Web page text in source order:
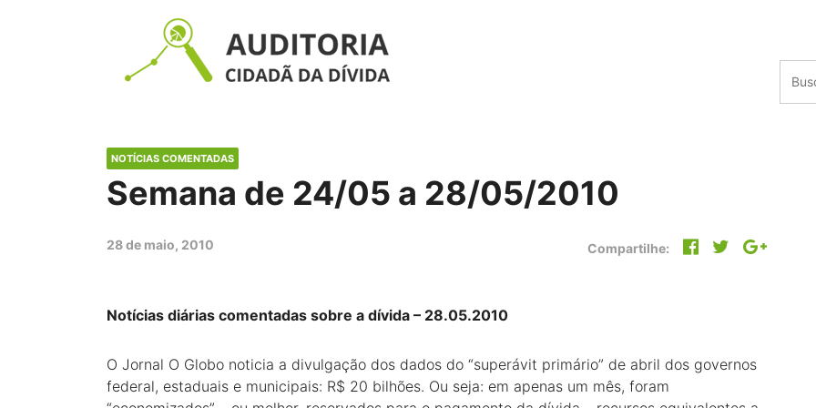
NOTÍCIAS COMENTADAS
Semana de 24/05 a 28/05/2010
28 de maio, 2010 Compartilhe:
Notícias diárias comentadas sobre a dívida – 28.05.2010
O Jornal O Globo noticia a divulgação dos dados do “superávit primário” de abril dos governos
federal, estaduais e municipais: R$ 20 bilhões. Ou seja: em apenas um mês, foram